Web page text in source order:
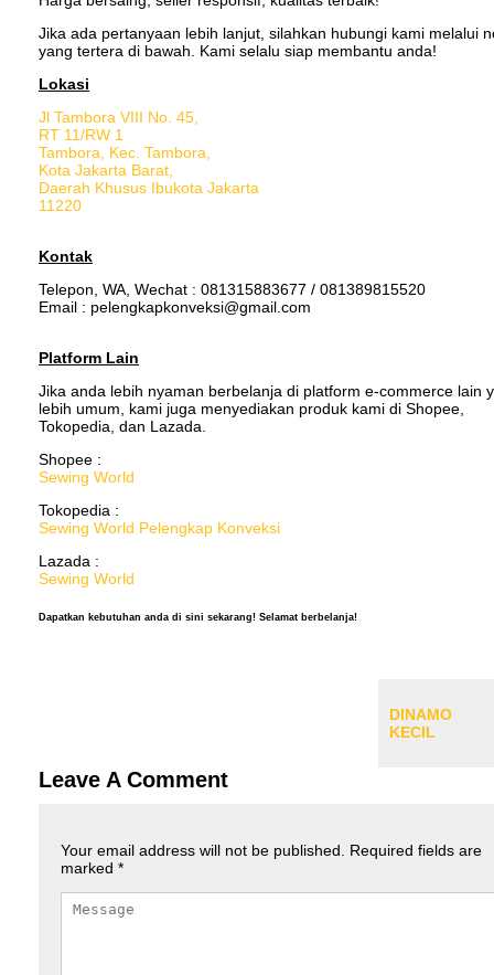
Jika ada pertanyaan lebih lanjut, silahkan hubungi kami melalui
yang tertera di bawah. Kami selalu siap membantu anda!
Lokasi
Jl Tambora VIII No. 45,
RT 11/RW 1
Tambora, Kec. Tambora,
Kota Jakarta Barat,
Daerah Khusus Ibukota Jakarta
11220
Kontak
Telepon, WA, Wechat : 081315883677 / 081389815520
Email : pelengkapkonveksi@gmail.com
Platform Lain
Jika anda lebih nyaman berbelanja di platform e-commerce lain
lebih umum, kami juga menyediakan produk kami di Shopee,
Tokopedia, dan Lazada.
Shopee :
Sewing World
Tokopedia :
Sewing World Pelengkap Konveksi
Lazada :
Sewing World
Dapatkan kebutuhan anda di sini sekarang! Selamat berbelanja!
DINAMO
KECIL
Leave A Comment
Your email address will not be published. Required fields are
marked *